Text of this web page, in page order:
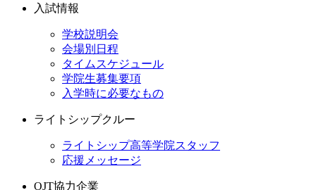
入試情報
学校説明会
会場別日程
タイムスケジュール
学院生募集要項
入学時に必要なもの
ライトシップクルー
ライトシップ高等学院スタッフ
応援メッセージ
OJT協力企業